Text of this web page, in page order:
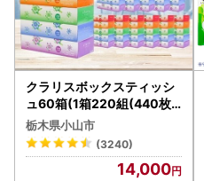
クラリスボックスティッシ
ュ60箱(1箱220組(440枚))
(5個入り×12セット)【配送
不可地域：離島・沖縄県】
【1256759】
栃木県小山市
(3240)
14,000